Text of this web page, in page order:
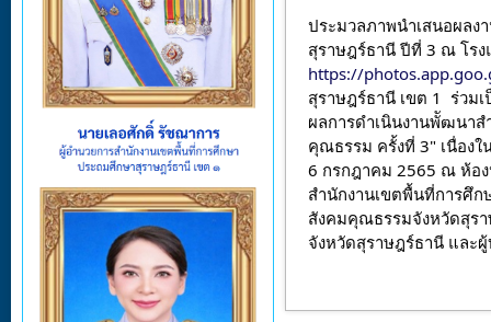
ประมวลภาพนำเสนอผล
https://
สุราษฎร์ธานี เขต 1  ร่ว
ผลการดำเนินงานพััฒนา
คุณธรรม ครั้งที่ 3" เนื่อง
6 กรกฎาคม 2565 ณ ห้อง
สำนักงานเขตพื้นที่การศึ
สังคมคุณธรรมจังหวัดสุร
จังหวัดสุราษฎร์ธานี และ